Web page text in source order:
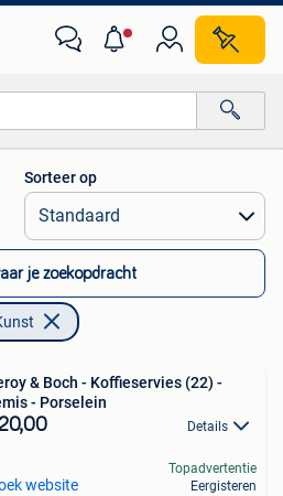
Sorteer op
je zoekopdracht
& Boch - Koffieservies (22) -
- Porselein
Details
website
Topadvertentie
Eergisteren